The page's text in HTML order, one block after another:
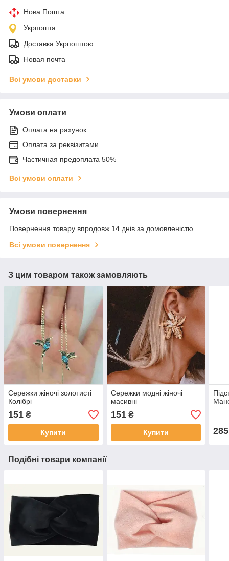
Нова Пошта
Укрпошта
Доставка Укрпоштою
Новая почта
Всі умови доставки
Умови оплати
Оплата на рахунок
Оплата за реквізитами
Частичная предоплата 50%
Всі умови оплати
Умови повернення
Повернення товару впродовж 14 днів за домовленістю
Всі умови повернення
З цим товаром також замовляють
Сережки жіночі золотисті
Колібрі
151 ₴
Купити
Сережки модні жіночі
масивні
151₴
Купити 285
Подібні товари компанії